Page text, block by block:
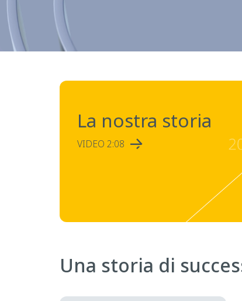
La nostra storia
VIDEO 2:08
Una storia di